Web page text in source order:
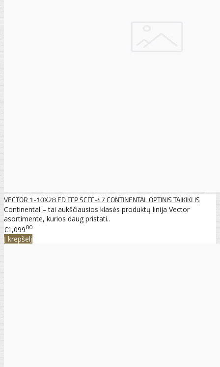
VECTOR 1-10X28 ED FFP SCFF-47 CONTINENTAL OPTINIS TAIKIKLIS
Continental – tai aukščiausios klasės produktų linija Vector
asortimente, kurios daug pristati..
€1,09900
Į krepšelį